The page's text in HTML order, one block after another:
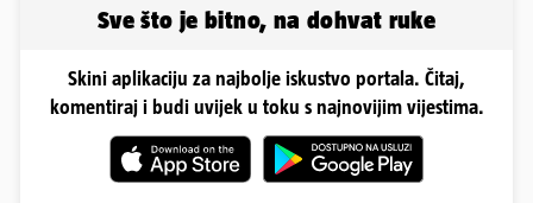
Sve što je bitno, na dohvat ruke
Skini aplikaciju za najbolje iskustvo portala. Čitaj,
komentiraj i budi uvijek u toku s najnovijim vijestima.